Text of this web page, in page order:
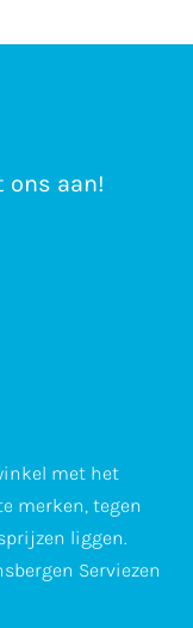
ons aan!
met het
merken, tegen
liggen.
Serviezen